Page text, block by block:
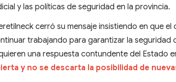
y las políticas de seguridad en la provincia.
cerró su mensaje insistiendo en que
trabajando para garantizar la seguridad
una respuesta contundente del Estado
y no se descarta la posibilidad de